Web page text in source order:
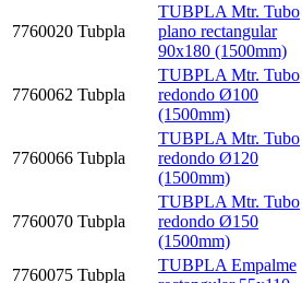
7760020 Tubpla
TUBPLA Mtr. Tubo
plano rectangular
90x180 (1500mm)
7760062 Tubpla
TUBPLA Mtr. Tubo
redondo Ø100
(1500mm)
7760066 Tubpla
TUBPLA Mtr. Tubo
redondo Ø120
(1500mm)
7760070 Tubpla
TUBPLA Mtr. Tubo
redondo Ø150
(1500mm)
7760075 Tubpla
TUBPLA Empalme